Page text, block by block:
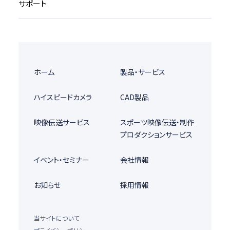
サポート
ホーム 製品・サービス
ハイスピードカメラ CAD製品
映像伝送サービス
スポーツ映像伝送・制作
プロダクションサービス
イベント・セミナー 会社情報
お知らせ 採用情報
当サイトについて